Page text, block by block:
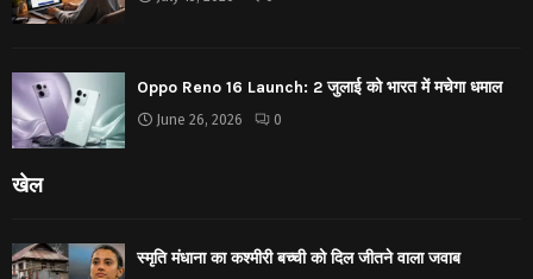
Oppo Reno 16 Launch: 2 जुलाई को भारत में मचेगा धमाल
June 26, 2026 0
खेल
स्मृति मंधाना का कश्मीरी बच्ची को दिल जीतने वाला जवाब